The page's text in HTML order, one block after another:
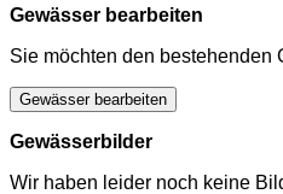
Gewässer bearbeiten
Sie möchten den bestehenden
Gewässer bearbeiten
Gewässerbilder
Wir haben leider noch keine